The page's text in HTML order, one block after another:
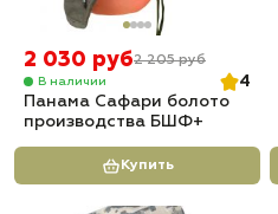
2 030 руб2 205 руб
В наличии
4
Панама Сафари болото
производства БШФ+
Купить